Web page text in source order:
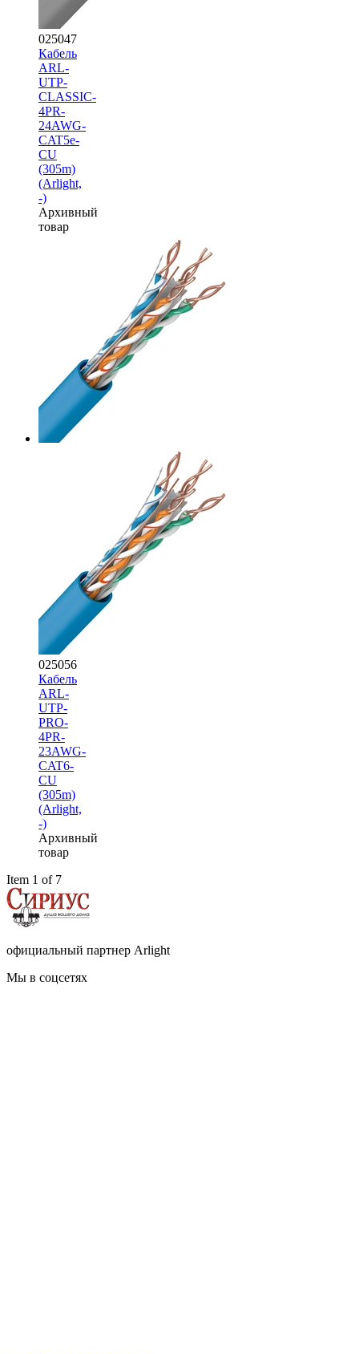
025047
Кабель
ARL-
UTP-
CLASSIC-
4PR-
24AWG-
CAT5e-
CU
(305m)
(Arlight,
-)
Архивный
товар
025056
Кабель
ARL-
UTP-
PRO-
4PR-
23AWG-
CAT6-
CU
(305m)
(Arlight,
-)
Архивный
товар
Item 1 of 7
официальный партнер Arlight
Мы в соцсетях